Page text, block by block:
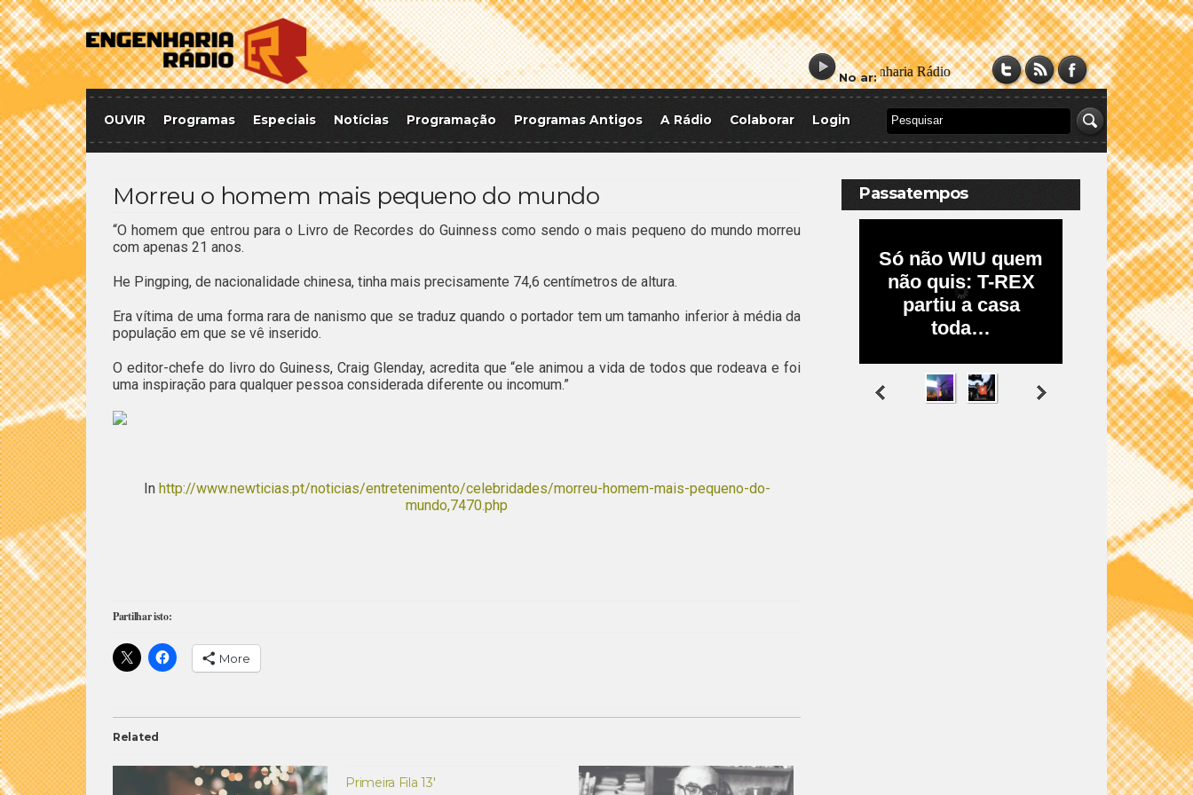
No ar:
OUVIR Programas Especiais Notícias Programação Programas Antigos A Rádio Colaborar Login
Morreu o homem mais pequeno do mundo
“O homem que entrou para o Livro de Recordes do Guinness como sendo o mais pequeno do mundo morreu
com apenas 21 anos.
He Pingping, de nacionalidade chinesa, tinha mais precisamente 74,6 centímetros de altura.
Era vítima de uma forma rara de nanismo que se traduz quando o portador tem um tamanho inferior à média da
população em que se vê inserido.
O editor-chefe do livro do Guiness, Craig Glenday, acredita que “ele animou a vida de todos que rodeava e foi
uma inspiração para qualquer pessoa considerada diferente ou incomum.”
In http://www.newticias.pt/noticias/entretenimento/celebridades/morreu-homem-mais-pequeno-do-
mundo,7470.php
Partilhar isto:
More
Related
Primeira Fila 13′
Passatempos